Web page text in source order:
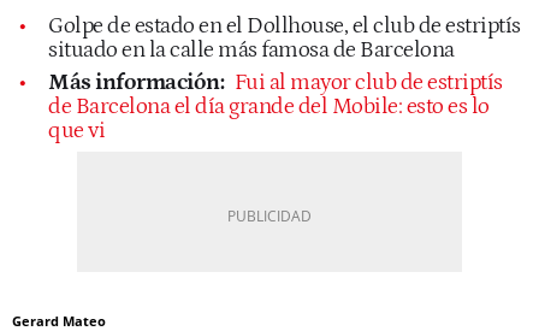
Golpe de estado en el Dollhouse, el club de estriptís
situado en la calle más famosa de Barcelona
Más información: Fui al mayor club de estriptís
de Barcelona el día grande del Mobile: esto es lo
que vi
Gerard Mateo